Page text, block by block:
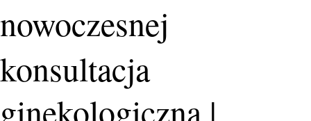
nowoczesnej
konsultacja
ginekologiczna |